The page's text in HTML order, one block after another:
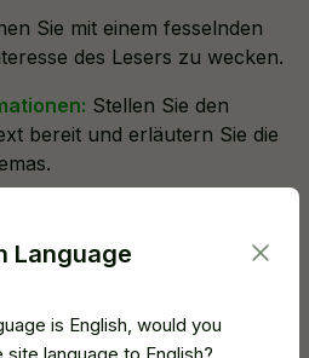
Sie mit einem fesselnden
des Lesers zu wecken.
Stellen Sie den
bereit und erläutern Sie die
Themen oder
Essays umreißt.
Language
is English, would you